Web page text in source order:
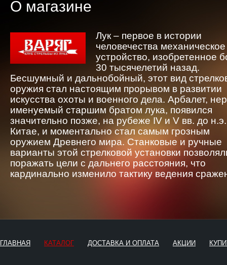
О магазине
Лук – первое в истории
человечества механическое
устройство, изобретенное
30 тысячелетий назад.
Бесшумный и дальнобойный, этот вид
оружия стал настоящим прорывом в развитии
искусства охоты и военного дела. Арбалет,
именуемый старшим братом лука, появился
значительно позже, на рубеже IV и V вв. до
Китае, и моментально стал самым грозным
оружием Древнего мира. Станковые и ручные
варианты этой стрелковой установки
поражать цели с дальнего расстояния, что
кардинально изменило тактику ведения
ГЛАВНАЯ КАТАЛОГ ДОСТАВКА И ОПЛАТА АКЦИИ